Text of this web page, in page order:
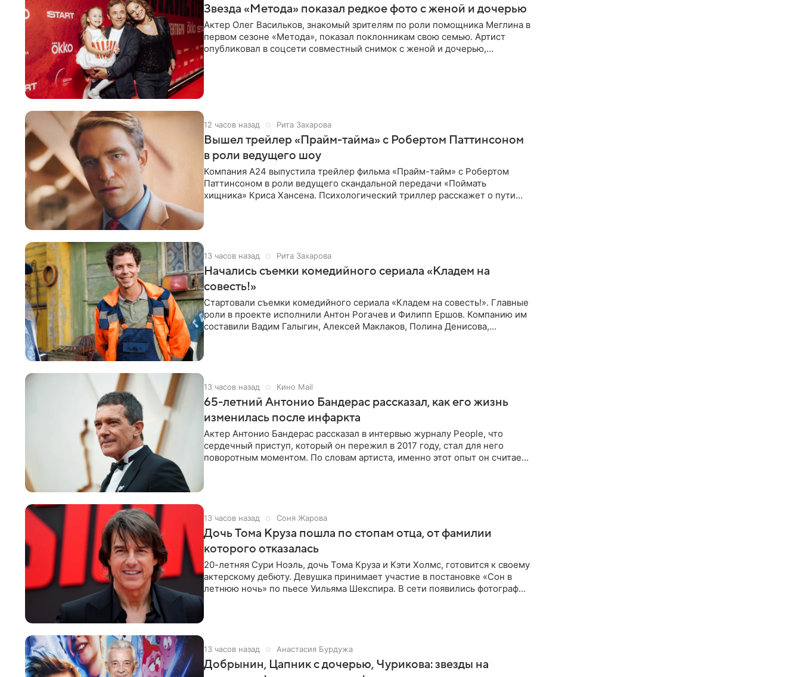
Звезда «Метода» показал редкое фото с женой и дочерью
Актер Олег Васильков, знакомый зрителям по роли помощника Меглина в
первом сезоне «Метода», показал поклонникам свою семью. Артист
опубликовал в соцсети совместный снимок с женой и дочерью,
12 часов назад Рита Захарова
Вышел трейлер «Прайм-тайма» с Робертом Паттинсоном
в роли ведущего шоу
Компания A24 выпустила трейлер фильма «Прайм-тайм» с Робертом
Паттинсоном в роли ведущего скандальной передачи «Поймать
хищника» Криса Хансена. Психологический триллер расскажет о пути
13 часов назад Рита Захарова
Начались съемки комедийного сериала «Кладем на
совесть!»
Стартовали съемки комедийного сериала «Кладем на совесть!». Главные
роли в проекте исполнили Антон Рогачев и Филипп Ершов. Компанию им
составили Вадим Галыгин, Алексей Маклаков, Полина Денисова,
13 часов назад Кино Mail
65-летний Антонио Бандерас рассказал, как его жизнь
изменилась после инфаркта
Актер Антонио Бандерас рассказал в интервью журналу People, что
сердечный приступ, который он пережил в 2017 году, стал для него
поворотным моментом. По словам артиста, именно этот опыт он считает
13 часов назад Соня Жарова
Дочь Тома Круза пошла по стопам отца, от фамилии
которого отказалась
20-летняя Сури Ноэль, дочь Тома Круза и Кэти Холмс, готовится к своему
актерскому дебюту. Девушка принимает участие в постановке «Сон в
летнюю ночь» по пьесе Уильяма Шекспира. В сети появились фотографии
13 часов назад Анастасия Бурдужа
Добрынин, Цапник с дочерью, Чурикова: звезды на